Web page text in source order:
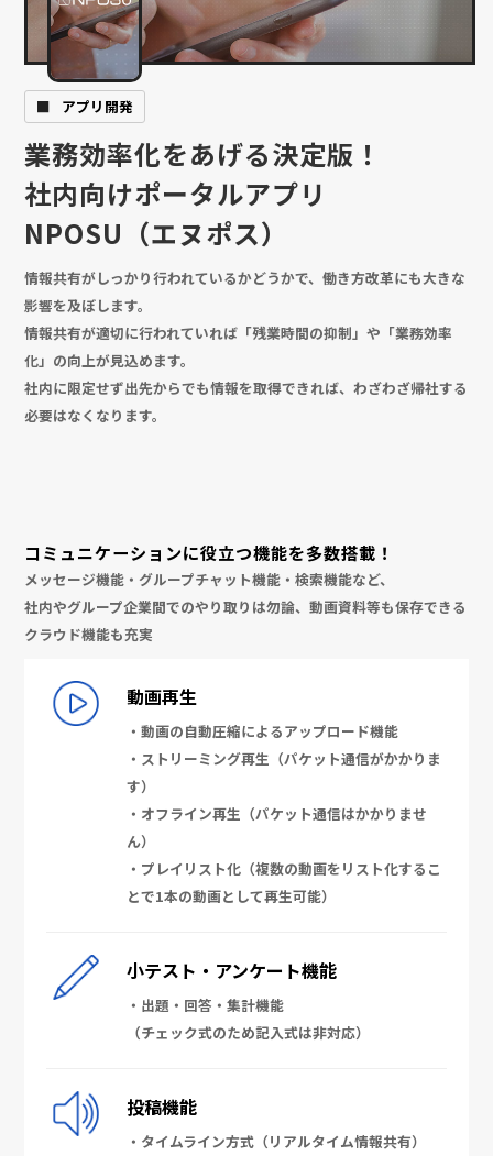
アプリ開発
業務効率化をあげる決定版！
社内向けポータルアプリ
NPOSU（エヌポス）
情報共有がしっかり行われているかどうかで、働き方改革にも大きな
影響を及ぼします。
情報共有が適切に行われていれば「残業時間の抑制」や「業務効率
化」の向上が見込めます。
社内に限定せず出先からでも情報を取得できれば、わざわざ帰社する
必要はなくなります。
コミュニケーションに役立つ機能を多数搭載！
メッセージ機能・グループチャット機能・検索機能など、
社内やグループ企業間でのやり取りは勿論、動画資料等も保存できる
クラウド機能も充実
動画再生
・動画の自動圧縮によるアップロード機能
・ストリーミング再生（パケット通信がかかりま
す）
・オフライン再生（パケット通信はかかりませ
ん）
・プレイリスト化（複数の動画をリスト化するこ
とで1本の動画として再生可能）
小テスト・アンケート機能
・出題・回答・集計機能
（チェック式のため記入式は非対応）
投稿機能
・タイムライン方式（リアルタイム情報共有）